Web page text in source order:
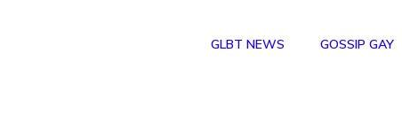
GLBT NEWS GOSSIP GAY